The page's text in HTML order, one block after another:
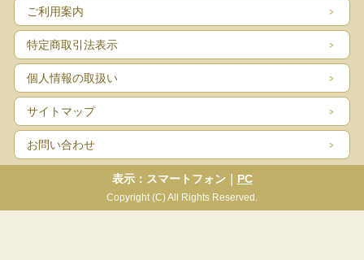
ご利用案内
特定商取引法表示
個人情報の取扱い
サイトマップ
お問い合わせ
表示：スマートフォン｜ PC
Copyright (C) All Rights Reserved.